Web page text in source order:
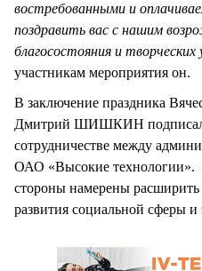
востребованными и
поздравить вас с нашим
благосостояния и творческих
участникам мероприятия он.
В заключение праздника
Дмитрий ШИШКИН
сотрудничестве между
ОАО «Высокие технологии».
стороны намерены расширить
развития социальной сферы